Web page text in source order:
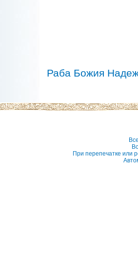
Раба Божия
При перепечатке или